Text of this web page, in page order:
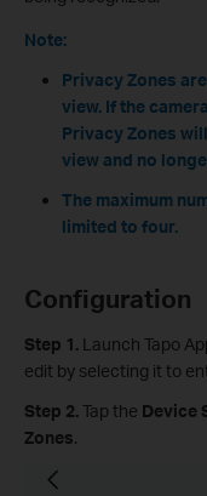
Note:
Privacy Zones
view. If the
Privacy Zones
view and no
The maximum
limited to four.
Configuration
Step 1. Launch Tapo
edit by selecting it to
Step 2.Tap the Device
Zones.